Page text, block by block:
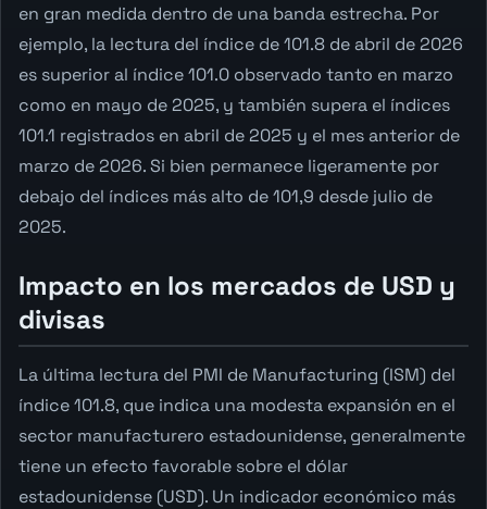
en gran medida dentro de una banda estrecha. Por
ejemplo, la lectura del índice de 101.8 de abril de 2026
es superior al índice 101.0 observado tanto en marzo
como en mayo de 2025, y también supera el índices
101.1 registrados en abril de 2025 y el mes anterior de
marzo de 2026. Si bien permanece ligeramente por
debajo del índices más alto de 101,9 desde julio de
2025.
Impacto en los mercados de USD y
divisas
La última lectura del PMI de Manufacturing (ISM) del
índice 101.8, que indica una modesta expansión en el
sector manufacturero estadounidense, generalmente
tiene un efecto favorable sobre el dólar
estadounidense (USD). Un indicador económico más